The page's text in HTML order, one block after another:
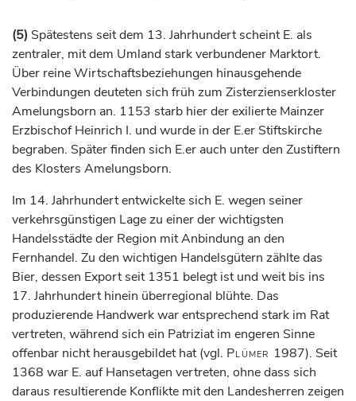
(5) Spätestens seit dem 13. Jahrhundertscheint E. als
zentraler, mit dem Umland stark verbundener Marktort.
Über reine Wirtschaftsbeziehungen hinausgehende
Verbindungen deuteten sich früh zum Zisterzienserkloster
Amelungsborn an. 1153 starb hier der exilierte Mainzer
ErzbischofHeinrich I. und wurde in der E.er Stiftskirche
begraben. Später finden sich E.er auch unter den Zustiftern
des Klosters Amelungsborn.
Im 14. Jahrhundertentwickelte sich E. wegen seiner
verkehrsgünstigen Lage zu einer der wichtigsten
Handelsstädte der Region mit Anbindung an den
Fernhandel. Zu den wichtigen Handelsgütern zählte das
Bier, dessen Export seit 1351 belegt ist und weit bis ins
17. Jahrhunderthinein überregional blühte. Das
produzierende Handwerk war entsprechend stark im Rat
vertreten, während sich ein Patriziat im engeren Sinne
offenbar nicht herausgebildet hat (vgl. Plümer 1987). Seit
1368 war E. auf Hansetagen vertreten, ohne dass sich
daraus resultierende Konflikte mit den Landesherren zeigen